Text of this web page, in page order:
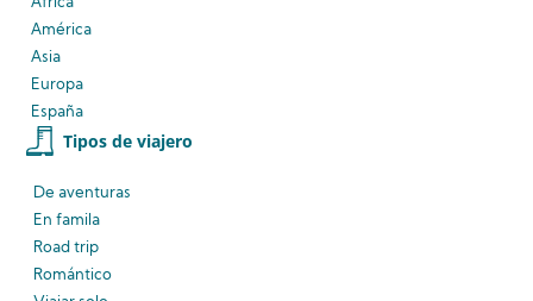
América
Asia
Europa
España
Tipos de viajero
De aventuras
En famila
Road trip
Romántico